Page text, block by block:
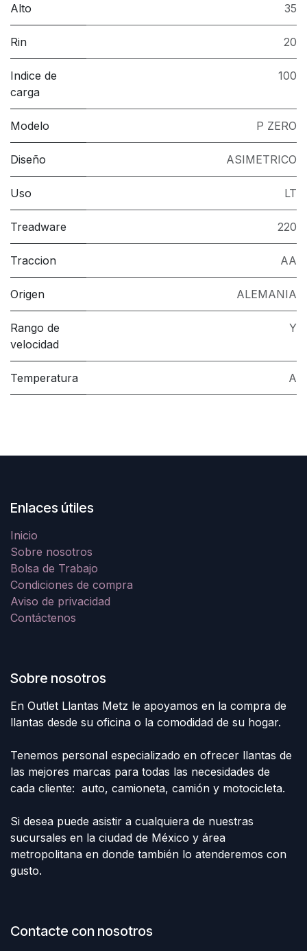
Alto 35
Rin 20
Indice de
carga
100
Modelo P ZERO
Diseño ASIMETRICO
Uso LT
Treadware 220
Traccion AA
Origen ALEMANIA
Rango de
velocidad
Y
Temperatura A
Enlaces útiles
Inicio
Sobre nosotros
Bolsa de Trabajo
Condiciones de compra
Aviso de privacidad
Contáctenos
Sobre nosotros
En Outlet Llantas Metz le apoyamos en la compra de
llantas desde su oficina o la comodidad de su hogar.
Tenemos personal especializado en ofrecer llantas de
las mejores marcas para todas las necesidades de
cada cliente: auto, camioneta, camión y motocicleta.
Si desea puede asistir a cualquiera de nuestras
sucursales en la ciudad de México y área
metropolitana en donde también lo atenderemos con
gusto.
Contacte con nosotros